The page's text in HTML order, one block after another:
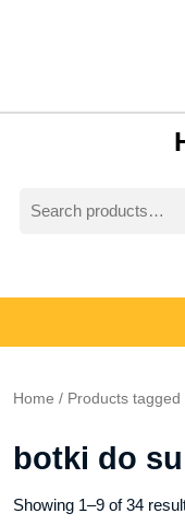
for:
Home / Products tagged
botki do
Showing 1–9 of 34